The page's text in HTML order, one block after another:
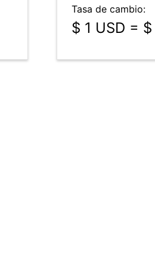
Tasa de cambio:
$ 1 USD = $